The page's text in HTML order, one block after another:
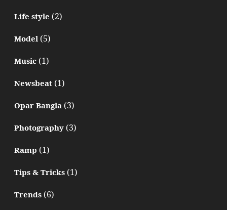
Life style (2)
Model(5)
Music(1)
Newsbeat(1)
Opar Bangla(3)
Photography(3)
Ramp (1)
Tips & Tricks(1)
Trends(6)